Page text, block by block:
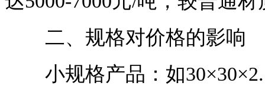
二、规格对价格的影响
小规格产品：如